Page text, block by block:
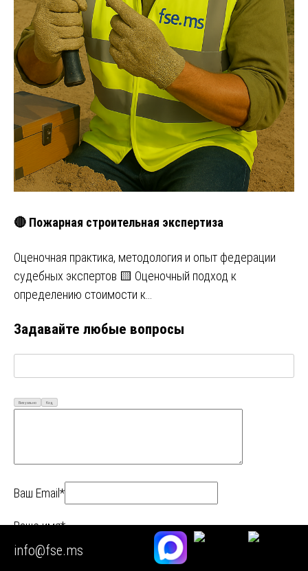
🔴 Пожарная строительная экспертиза
Оценочная практика, методология и опыт федерации
судебных экспертов 🟨 Оценочный подход к
определению стоимости к…
Задавайте любые вопросы
Визуально Код
Ваш Email*
Ваше имя*
info@fse.ms